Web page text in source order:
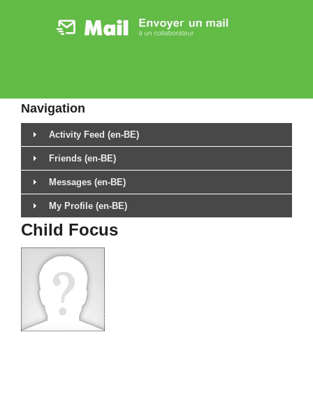
Navigation
Activity Feed (en-BE)
Friends (en-BE)
Messages (en-BE)
My Profile (en-BE)
Child Focus